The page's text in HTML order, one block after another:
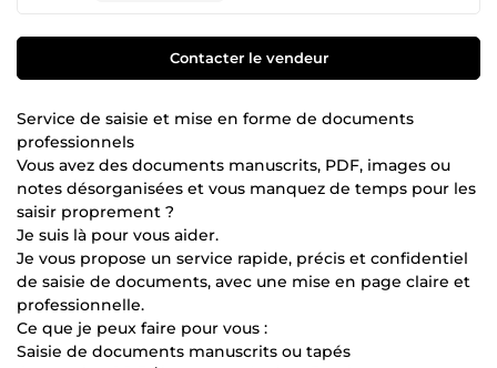
Contacter le vendeur
Service de saisie et mise en forme de documents
professionnels
Vous avez des documents manuscrits, PDF, images ou
notes désorganisées et vous manquez de temps pour les
saisir proprement ?
Je suis là pour vous aider.
Je vous propose un service rapide, précis et confidentiel
de saisie de documents, avec une mise en page claire et
professionnelle.
Ce que je peux faire pour vous :
Saisie de documents manuscrits ou tapés